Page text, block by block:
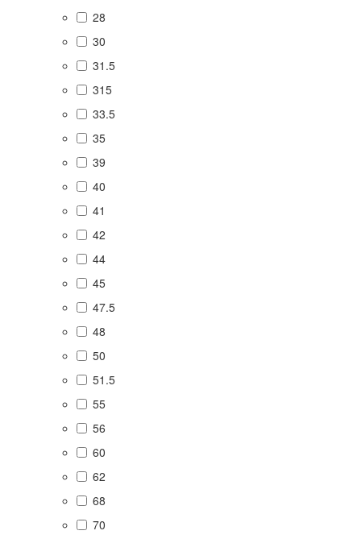
28
30
31.5
315
33.5
35
39
40
41
42
44
45
47.5
48
50
51.5
55
56
60
62
68
70